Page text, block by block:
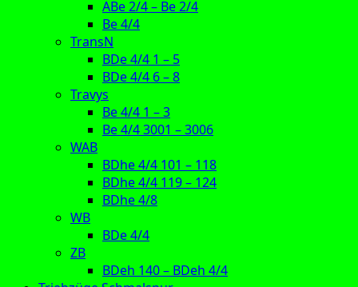
ABe 2/4 – Be 2/4
Be 4/4
TransN
BDe 4/4 1 – 5
BDe 4/4 6 – 8
Travys
Be 4/4 1 – 3
Be 4/4 3001 – 3006
WAB
BDhe 4/4 101 – 118
BDhe 4/4 119 – 124
BDhe 4/8
WB
BDe 4/4
ZB
BDeh 140 – BDeh 4/4